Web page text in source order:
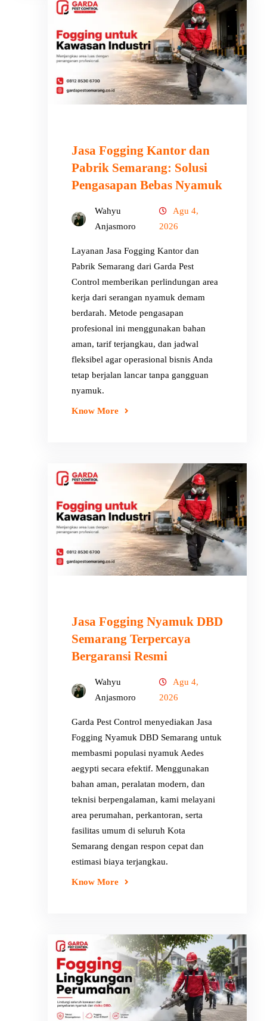
Jasa Fogging Kantor dan
Pabrik Semarang: Solusi
Pengasapan Bebas Nyamuk
Wahyu
Anjasmoro
Agu 4,
2026
Layanan Jasa Fogging Kantor dan
Pabrik Semarang dari Garda Pest
Control memberikan perlindungan area
kerja dari serangan nyamuk demam
berdarah. Metode pengasapan
profesional ini menggunakan bahan
aman, tarif terjangkau, dan jadwal
fleksibel agar operasional bisnis Anda
tetap berjalan lancar tanpa gangguan
nyamuk.
Know More
Jasa Fogging Nyamuk DBD
Semarang Terpercaya
Bergaransi Resmi
Wahyu
Anjasmoro
Agu 4,
2026
Garda Pest Control menyediakan Jasa
Fogging Nyamuk DBD Semarang untuk
membasmi populasi nyamuk Aedes
aegypti secara efektif. Menggunakan
bahan aman, peralatan modern, dan
teknisi berpengalaman, kami melayani
area perumahan, perkantoran, serta
fasilitas umum di seluruh Kota
Semarang dengan respon cepat dan
estimasi biaya terjangkau.
Know More